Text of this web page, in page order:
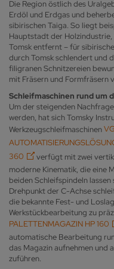
Die Region östlich des
Erdöl und Erdgas und
sibirischen Taiga. So liegt
Hauptstadt der
Tomsk entfernt – für
durch Tomsk schlendert und
filigranen Schnitzereien
mit Fräsern und Formfräsern
Schleifmaschinen rund um
Um der steigenden
werden, hat sich Tomsky
Werkzeugschleifmaschinen
360
verfügt mit zwei
moderne Kinematik, die eine
beiden Schleifspindeln
Drehpunkt der C-Achse
die bekannte Fest- und
Werkstückbearbeitung zu
PALETTENMAGAZIN HP 160
automatische Bearbeitung
das Magazin aufnehmen und
zuführen.